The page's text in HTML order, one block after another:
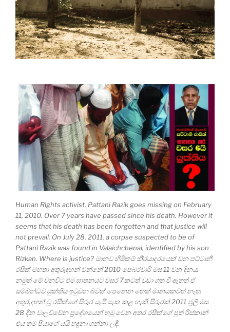
Human Rights activist, Pattani Razik goes missing on February
11, 2010. Over 7 years have passed since his death. However it
seems that his death has been forgotten and that justice will
not prevail. On July 28, 2011, a corpse suspected to be of
Pattani Razik was found in Valaichchenai, identified by his son
Rizkan. Where is justice? මානව හිමිකම් කි‍්‍රයාදරයෙක් වන පට්ටානී
රසීක් මහතා අතුරුදහන් වන්නේ 2010 පෙබරවාරි මස 11 වන දිනය.
නමුත් මේ වනවිට එම ඝාතනයට වසර 7කටත් වඩා ගත වී ඇතත් ඒ
සම්බන්ධව යුක්තිය ඉටුවන බවක් පෙනෙන තෙක් මානයකවත් නැත.
අතුරුදහන් වූ රසීක්ගේ සිරුර යැයි සැක කළ හැකි සිරුරක් 2011 ජූලි මස
28 දින වාලච්චේන ප‍්‍රදේශයෙන් හමු වෙන අතර රසීක්ගේ පුත් රිස්කාන්
එය තම පියාගේ යයි හදුනා ගන්නා ලදී.